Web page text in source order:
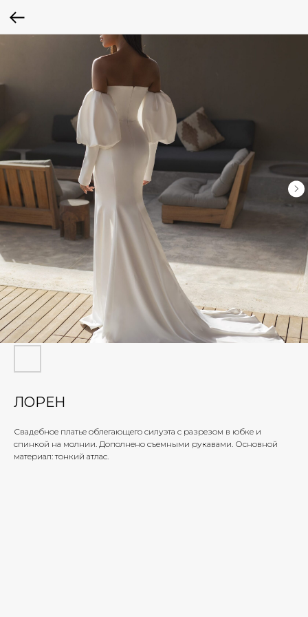
ЛОРЕН
Свадебное платье облегающего силуэта с разрезом в юбке и
спинкой на молнии. Дополнено съемными рукавами. Основной
материал: тонкий атлас.